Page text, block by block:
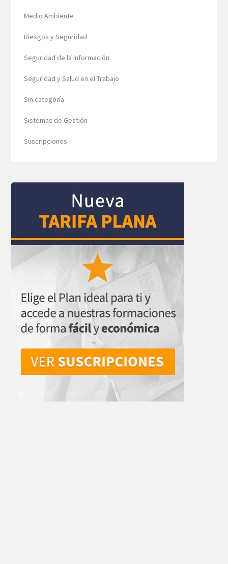
Medio Ambiente
Riesgos y Seguridad
Seguridad de la información
Seguridad y Salud en el Trabajo
Sin categoría
Sistemas de Gestión
Suscripciones